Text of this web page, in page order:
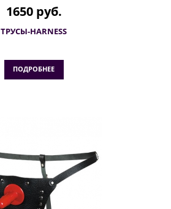
1650 руб.
ТРУСЫ-HARNESS
ПОДРОБНЕЕ